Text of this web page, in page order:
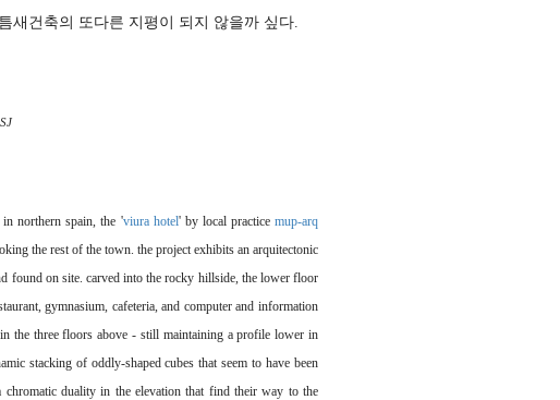
새건축의 또다른 지평이 되지 않을까 싶다.
in northern spain, the 'viura hotel' by local practicemup-arq
the rest of the town. the project exhibits an arquitectonic
found on site. carved into the rocky hillside, the lower floor
gymnasium, cafeteria, and computer and information
the three floors above - still maintaining a profile lower in
stacking of oddly-shaped cubes that seem to have been
chromatic duality in the elevation that find their way to the